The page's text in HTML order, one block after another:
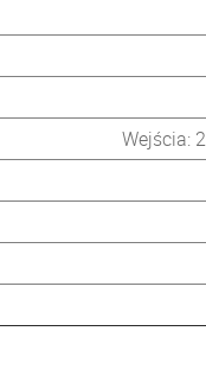
Wejścia: